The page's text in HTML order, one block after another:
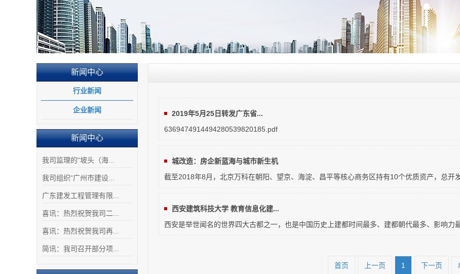
新闻中心
行业新闻
企业新闻
新闻中心
我司监理的“坡头（海...
我司组织“广州市建设...
广东建发工程管理有限...
喜讯：热烈祝贺我司二...
喜讯：热烈祝贺我司再...
简讯：我司召开部分项...
2019年5月25日转发广东省...
6369474914494280539820185.pdf
城改造：房企新蓝海与城市新生机
截至2018年8月，北京万科在朝阳、望京、海淀、昌平等核心商务区持有10个优质资产，总开
西安建筑科技大学 教育信息化建...
西安是举世闻名的世界四大古都之一，也是中国历史上建都时间最多、建都朝代最多、影响力
首页 上一页 1 下一页